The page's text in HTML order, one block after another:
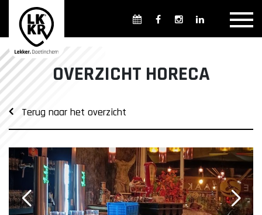
Overzicht winkels
Openingsdagen en -tijden
Weekmarkten
Overzicht Cultuur & Musea
Parkeren in Doetinchem
Openbaar vervoer
OVERZICHT HORECA
Terug naar het overzicht